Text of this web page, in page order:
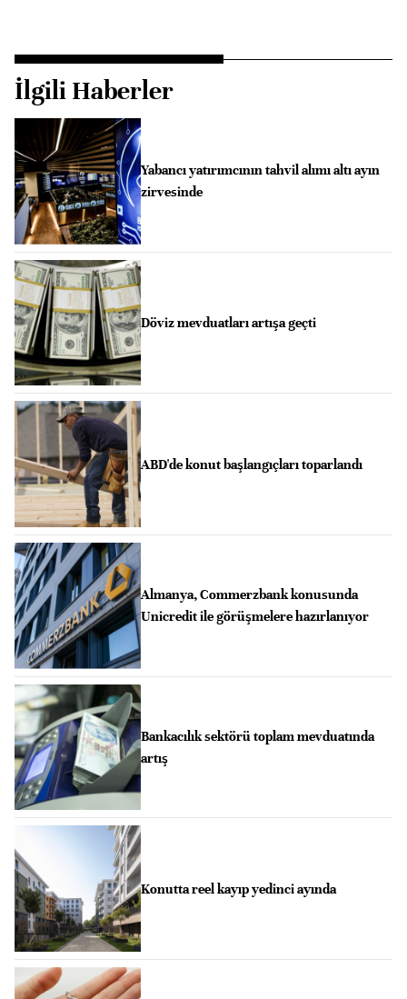
İlgili Haberler
Yabancı yatırımcının tahvil alımı altı ayın
zirvesinde
Döviz mevduatları artışa geçti
ABD'de konut başlangıçları toparlandı
Almanya, Commerzbank konusunda
Unicredit ile görüşmelere hazırlanıyor
Bankacılık sektörü toplam mevduatında
artış
Konutta reel kayıp yedinci ayında